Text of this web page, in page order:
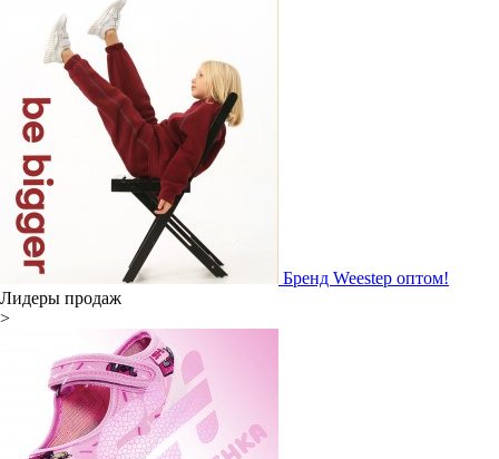
Бренд Weestep оптом!
Лидеры продаж
>